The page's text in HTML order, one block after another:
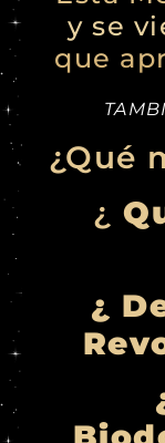
y se
que
¿Qué
¿
¿